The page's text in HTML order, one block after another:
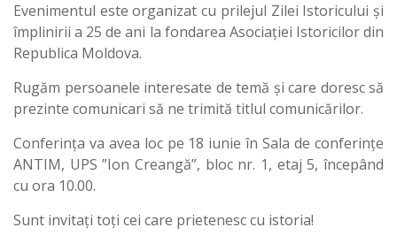
Evenimentul este organizat cu prilejul Zilei Istoricului și
împlinirii a 25 de ani la fondarea Asociației Istoricilor din
Republica Moldova.
Rugăm persoanele interesate de temă și care doresc să
prezinte comunicari să ne trimită titlul comunicărilor.
Conferința va avea loc pe 18 iunie în Sala de conferințe
ANTIM, UPS ”Ion Creangă”, bloc nr. 1, etaj 5, începând
cu ora 10.00.
Sunt invitați toți cei care prietenesc cu istoria!